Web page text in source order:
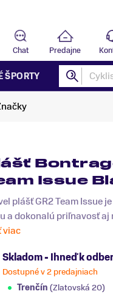
Chat Predajne
ŠPORTY
Issue
plášť GR2 Team Issue
a dokonalú priľnavosť aj
viac
Skladom - Ihneď k
Dostupné v 2 predajniach
Trenčín (Zlatovská 20)